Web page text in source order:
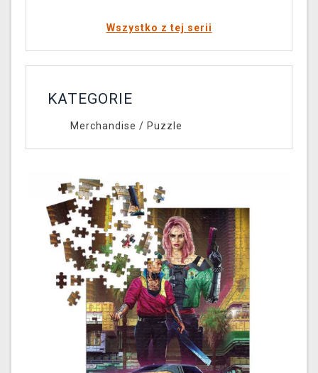
Wszystko z tej serii
KATEGORIE
Merchandise / Puzzle